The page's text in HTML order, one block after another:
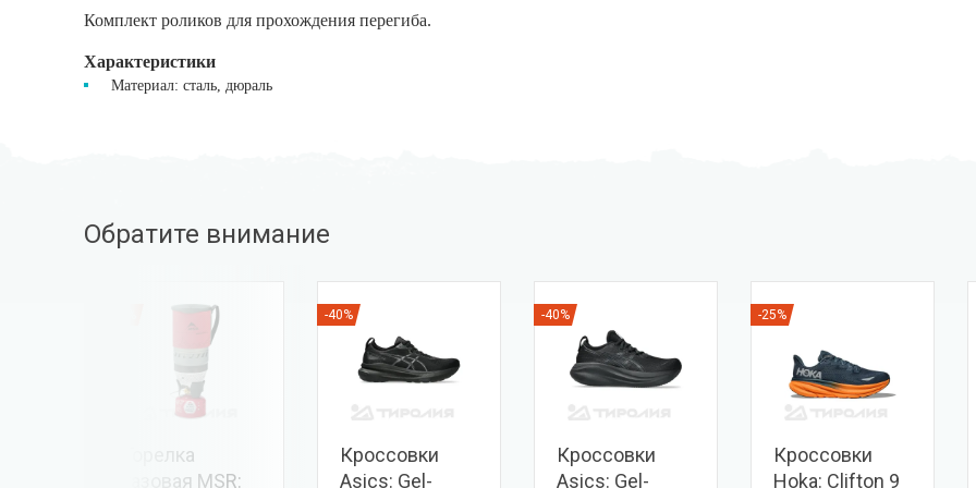
Комплект роликов для прохождения перегиба.
Характеристики
Материал: сталь, дюраль
Обратите внимание
Горелка
газовая MSR:
-40%
Кроссовки
Asics: Gel-
-40%
Кроссовки
Asics: Gel-
-25%
Кроссовки
Hoka: Clifton 9